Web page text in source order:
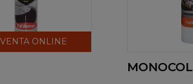
ONLINE
MONOCOL